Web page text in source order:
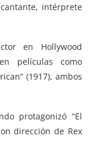
intérprete
en Hollywood
películas como
(1917), ambos
protagonizó “El
dirección de Rex